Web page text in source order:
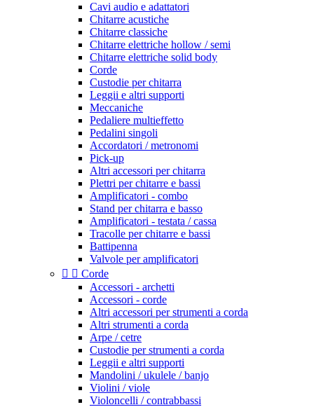
Cavi audio e adattatori
Chitarre acustiche
Chitarre classiche
Chitarre elettriche hollow / semi
Chitarre elettriche solid body
Corde
Custodie per chitarra
Leggii e altri supporti
Meccaniche
Pedaliere multieffetto
Pedalini singoli
Accordatori / metronomi
Pick-up
Altri accessori per chitarra
Plettri per chitarre e bassi
Amplificatori - combo
Stand per chitarra e basso
Amplificatori - testata / cassa
Tracolle per chitarre e bassi
Battipenna
Valvole per amplificatori
  Corde
Accessori - archetti
Accessori - corde
Altri accessori per strumenti a corda
Altri strumenti a corda
Arpe / cetre
Custodie per strumenti a corda
Leggii e altri supporti
Mandolini / ukulele / banjo
Violini / viole
Violoncelli / contrabbassi